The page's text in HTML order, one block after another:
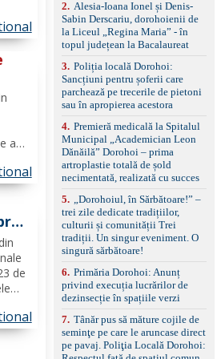
ce
ani,
de
la
schimbare bandă și
menținere bandă Faruri
bi-xenon adaptive cu
asistent fază lungă
automată , lumini de zi
LED, proiectoare ceață
LED, spălătoare faruri
față/spate, cameră
marșarier Keyless entry
& start, geamuri electrice
față/spate, oglinzi
electrice, încălzite și
rabatabile Sistem hands-
free, Bluetooth, USB
Sistem start/stop, frână
de parcare electrică,
anvelope vară runflat
filtru de particule,
standard Euro 6 Trapă
panoramică, geamuri
remorcare Bonus: -
Covorașe textile montate
pe mașină. -Ofer și un
2. Alesia-Ioana Ionel și Denis-
Sabin Derscariu, dorohoienii de
la Liceul „Regina Maria” - în
topul județean la Bacalaureat
3. Poliția locală Dorohoi:
Sancțiuni pentru șoferii care
parchează pe trecerile de pietoni
sau în apropierea acestora
4. Premieră medicală la Spitalul
Municipal „Academician Leon
Dănăilă” Dorohoi – prima
artroplastie totală de șold
necimentată, realizată cu succes
5.
„Dorohoiul, în Sărbătoare!” –
trei zile dedicate tradițiilor,
culturii și comunității Trei
tradiții. Un singur eveniment. O
singură sărbătoare!
6. Primăria Dorohoi: Anunț
privind execuția lucrărilor de
dezinsecție în spațiile verzi
7. Tânăr pus să măture cojile de
seminţe pe care le aruncase direct
pe pavaj. Poliţia Locală Dorohoi: